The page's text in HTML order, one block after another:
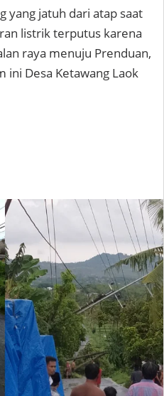
yang jatuh dari atap saat
listrik terputus karena
raya menuju Prenduan,
ini Desa Ketawang Laok